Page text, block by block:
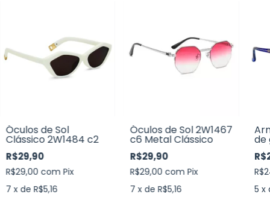
Óculos de Sol
Clássico 2W1484 c2
R$29,90
R$29,00 com Pix
7 x de R$5,16
Óculos de Sol 2W1467
c6 Metal Clássico
R$29,90
R$29,00 com Pix
7 x de R$5,16
de
5 x